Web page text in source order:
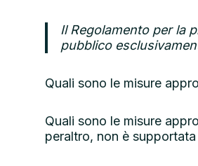
Il Regolamento per la
pubblico
Quali sono le misure
Quali sono le misure
peraltro, non è